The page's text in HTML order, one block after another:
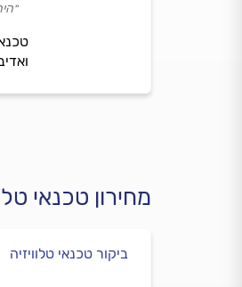
מחירון טכנאי
ביקור טכנאי טלוויזיה